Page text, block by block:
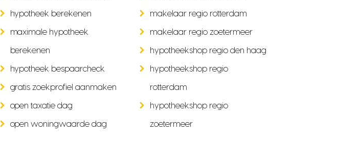
hypotheek berekenen
maximale hypotheek
berekenen
hypotheek bespaarcheck
gratis zoekprofiel aanmaken
open taxatie dag
open woningwaarde dag
makelaar regio rotterdam
makelaar regio zoetermeer
hypotheekshop regio den haag
hypotheekshop regio
rotterdam
hypotheekshop regio
zoetermeer